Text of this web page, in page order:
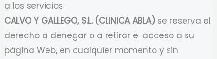
a los servicios
CALVO Y GALLEGO, S.L. (CLINICA ABLA) se reserva el
derecho a denegar o a retirar el acceso a su
página Web, en cualquier momento y sin